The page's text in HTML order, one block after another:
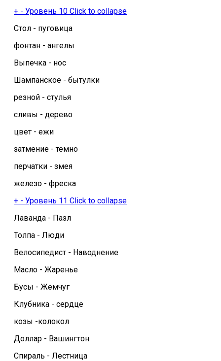
+ - Уровень 10 Click to collapse
Стол - пуговица
фонтан - ангелы
Выпечка - нос
Шампанское - бытулки
резной - стулья
сливы - дерево
цвет - ежи
затмение - темно
перчатки - змея
железо - фреска
+ - Уровень 11 Click to collapse
Лаванда - Пазл
Толпа - Люди
Велосипедист - Наводнение
Масло - Жаренье
Бусы - Жемчуг
Клубника - сердце
козы -колокол
Доллар - Вашингтон
Спираль - Лестница